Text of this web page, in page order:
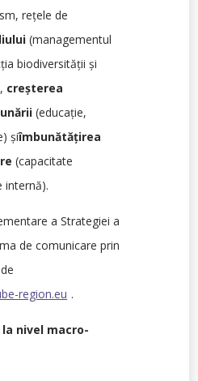
reţele de
(managementul
biodiversităţii şi
creşterea
(educaţie,
şiîmbunătăţirea
(capacitate
internă).
a Strategiei a
de comunicare prin
region.eu .
la nivel macro-